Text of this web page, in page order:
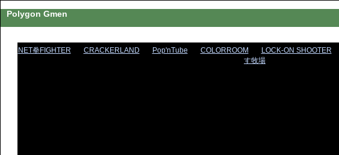
Polygon Gmen
NET拳FIGHTER CRACKERLAND Pop'nTube COLORROOM LOCK-ON SHOOTER
す牧場